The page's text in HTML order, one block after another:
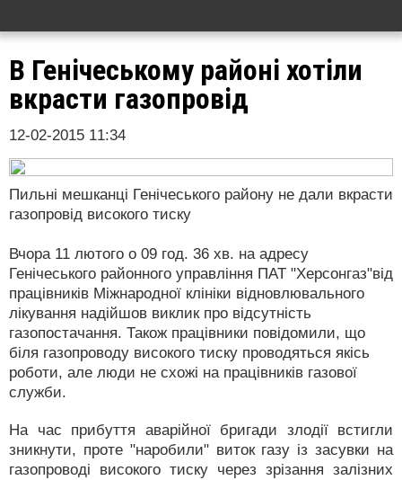
В Генічеському районі хотіли
вкрасти газопровід
12-02-2015 11:34
Пильні мешканці Генічеського району не дали вкрасти
газопровід високого тиску
Вчора 11 лютого о 09 год. 36 хв. на адресу
Генічеського районного управління ПАТ "Херсонгаз"від
працівників Міжнародної клініки відновлювального
лікування надійшов виклик про відсутність
газопостачання. Також працівники повідомили, що
біля газопроводу високого тиску проводяться якісь
роботи, але люди не схожі на працівників газової
служби.
На час прибуття аварійної бригади злодії встигли
зникнути, проте "наробили" виток газу із засувки на
газопроводі високого тиску через зрізання залізних